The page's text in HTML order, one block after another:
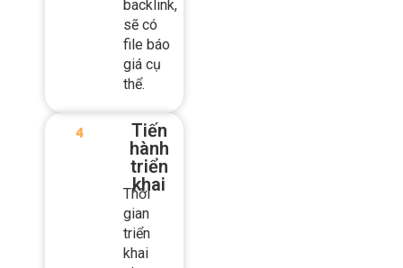
giá cụ
thể.
Tiến
hành
triển
khai
Thời
gian
triển
khai
phụ
thuộc
vào loại